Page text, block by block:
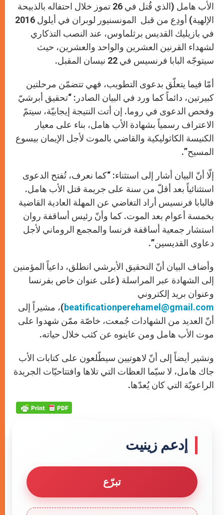
الأب هامل (الذي قُتل في 26 تموز خلال احتفاله بالذبيحة
الإلهية) أودِع من قبل المونسنيور لوبران في أيلول 2016
في بازيليك القديس برثلماوس، عند النصب التذكاري
لشهداء القرنين العشرين والواحد والعشرين، حيث
سيتوجّه البابا فرنسيس في 22 نيسان المقبل.
أمّا فيما يتعلّق بدعوى التطويب، فهي تتضمّن مرحلتين
كبيرتين، دائماً كما ورد في البيان الصادر: “تحقيق أبرشيّ
وفحص الدعوى في روما. إن أتت النتيجة إيجابيّة، سيتمّ
الاعتراف رسمياً بشهادة الأب هامل، بناء على معيار
الكنيسة الكاثوليكية والقاضي بالموت لأجل الإيمان بيسوع
المسيح”.
إلّا أنّ البيان أشار إلى استثناء: “كما نعرف، تُفتح الدعوى
استثنائياً بعد أقلّ من سنة على جريمة قتل الأب هامل.
فالبابا فرنسيس أراد التغاضي عن المهلة العادية القاضية
بخمسة أعوام بعد الموت. كما وأنّ رئيس أساقفة روان
استشار جمعية أساقفة فرنسا والمجمع الروماني لأجل
دعاوى القديسين”.
وأضاف البيان أنّ التحقيق الأبرشي انطلق، داعياً المؤمنين
إلى الشهادة عبر المراسلة (على عنوان خاص بفرنسا
وعنوان بريد إلكتروني
beatificationperehamel@gmail.com)، مشيراً إلى
أنّ العديد من الشهادات جُمعت، خاصّة ممّن شهدوا على
موت الأب هامل ومن عاينوه عن كثب خلال حياته.
ونشير أيضاً إلى أنّ لاهوتيين سيطّلعون على كتابات الأب
جاك هامل، لا سيّما العظات التي تلاها وافتتاحيّات الجريدة
الراعويّة التي كان يُعدّها.
إدعم زينيت
تبرّع